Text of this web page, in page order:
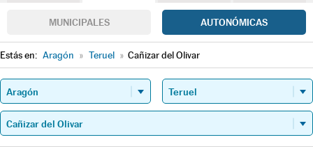
MUNICIPALES AUTONÓMICAS
Estás en: Aragón » Teruel » Cañizar del Olivar